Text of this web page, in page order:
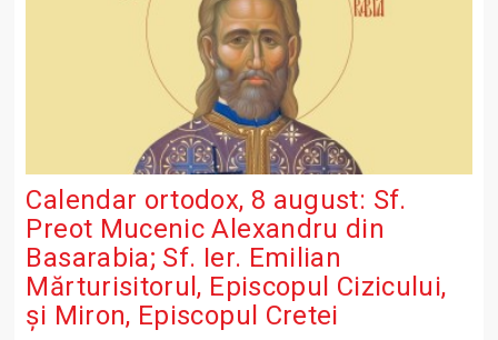
Calendar ortodox, 8 august: Sf.
Preot Mucenic Alexandru din
Basarabia; Sf. Ier. Emilian
Mărturisitorul, Episcopul Cizicului,
şi Miron, Episcopul Cretei